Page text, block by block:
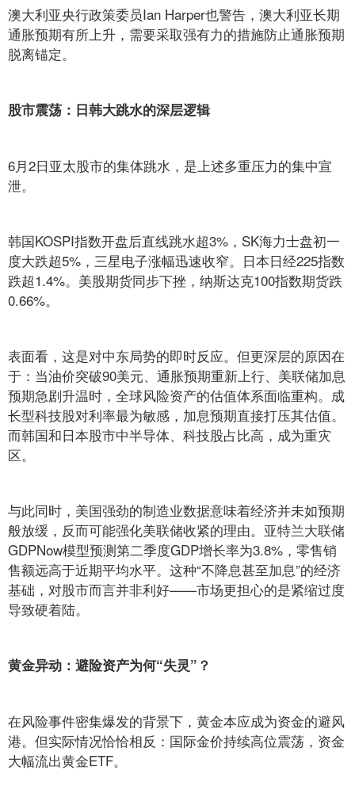
澳大利亚央行政策委员Ian Harper也警告，澳大利亚长期
通胀预期有所上升，需要采取强有力的措施防止通胀预期
脱离锚定。
股市震荡：日韩大跳水的深层逻辑
6月2日亚太股市的集体跳水，是上述多重压力的集中宣
泄。
韩国KOSPI指数开盘后直线跳水超3%，SK海力士盘初一
度大跌超5%，三星电子涨幅迅速收窄。日本日经225指数
跌超1.4%。美股期货同步下挫，纳斯达克100指数期货跌
0.66%。
表面看，这是对中东局势的即时反应。但更深层的原因在
于：当油价突破90美元、通胀预期重新上行、美联储加息
预期急剧升温时，全球风险资产的估值体系面临重构。成
长型科技股对利率最为敏感，加息预期直接打压其估值。
而韩国和日本股市中半导体、科技股占比高，成为重灾
区。
与此同时，美国强劲的制造业数据意味着经济并未如预期
般放缓，反而可能强化美联储收紧的理由。亚特兰大联储
GDPNow模型预测第二季度GDP增长率为3.8%，零售销
售额远高于近期平均水平。这种“不降息甚至加息”的经济
基础，对股市而言并非利好——市场更担心的是紧缩过度
导致硬着陆。
黄金异动：避险资产为何“失灵”？
在风险事件密集爆发的背景下，黄金本应成为资金的避风
港。但实际情况恰恰相反：国际金价持续高位震荡，资金
大幅流出黄金ETF。